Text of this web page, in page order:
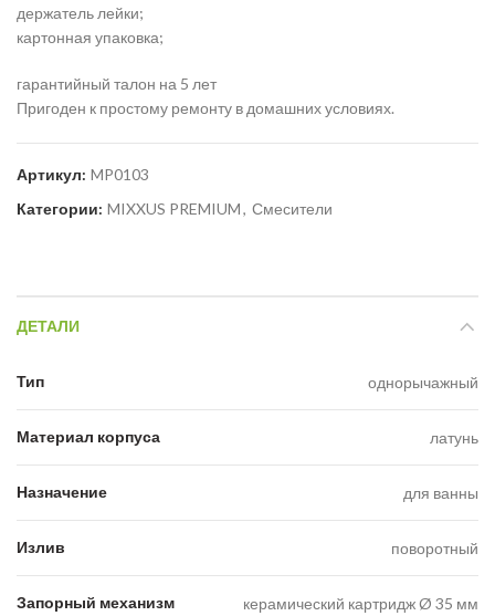
держатель лейки;
картонная упаковка;
гарантийный талон на 5 лет
Пригоден к простому ремонту в домашних условиях.
Артикул: MP0103
Категории: MIXXUS PREMIUM, Смесители
ДЕТАЛИ
Тип однорычажный
Материал корпуса латунь
Назначение для ванны
Излив поворотный
Запорный механизм керамический картридж Ø 35 мм